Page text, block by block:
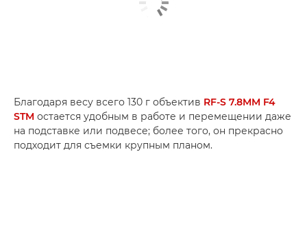
Благодаря весу всего 130 г объектив RF-S 7.8MM F4
STM остается удобным в работе и перемещении даже
на подставке или подвесе; более того, он прекрасно
подходит для съемки крупным планом.